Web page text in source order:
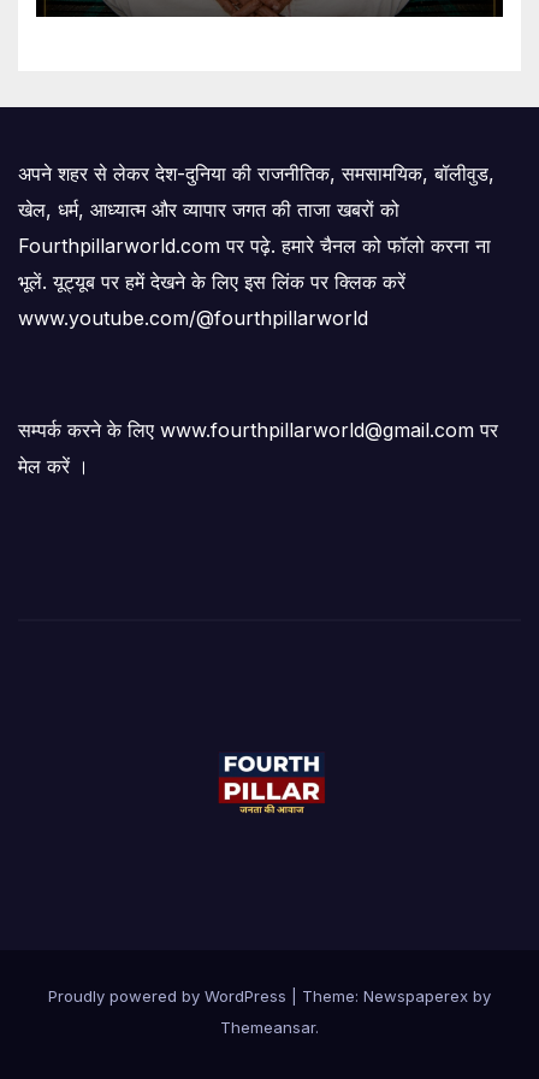
अपने शहर से लेकर देश-दुनिया की राजनीतिक, समसामयिक, बॉलीवुड,
खेल, धर्म, आध्यात्म और व्यापार जगत की ताजा खबरों को
Fourthpillarworld.com पर पढ़े. हमारे चैनल को फॉलो करना ना
भूलें. यूट्यूब पर हमें देखने के लिए इस लिंक पर क्लिक करें
www.youtube.com/@fourthpillarworld
सम्पर्क करने के लिए www.fourthpillarworld@gmail.com पर
मेल करें ।
Proudly powered by WordPress
Theme: Newspaperex by
Themeansar.